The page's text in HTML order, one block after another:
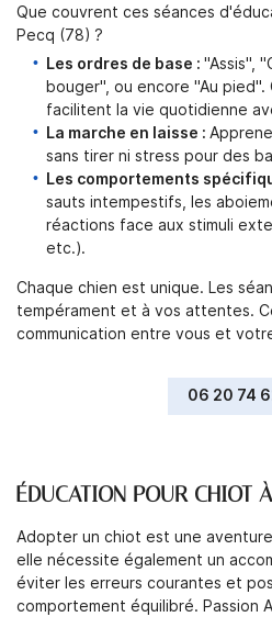
TARIFS
BOUTIQUE
AVIS
CONTACT
Que couvrent ces séances
Pecq (78) ?
Les ordres de base : "Assis",
bouger", ou encore "Au pied".
facilitent la vie quotidienne
La marche en laisse :
sans tirer ni stress pour des
Les comportements
sauts intempestifs, les
réactions face aux stimuli
etc.).
Chaque chien est unique. Les
tempérament et à vos attentes.
communication entre vous et
06 20 74
ÉDUCATION POUR CHIOT
Adopter un chiot est une
elle nécessite également un
éviter les erreurs courantes et
comportement équilibré. Passion